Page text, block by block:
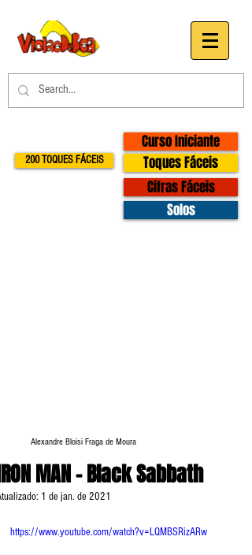
200 TOQUES FÁCEIS
Curso Iniciante
Toques Fáceis
Cifras Fáceis
Solos
MAN - Black Sabbath
Alexandre Bloisi Fraga de Moura
1 de jan. de 2021
https://www.youtube.com/watch?v=LQMBSRizARw